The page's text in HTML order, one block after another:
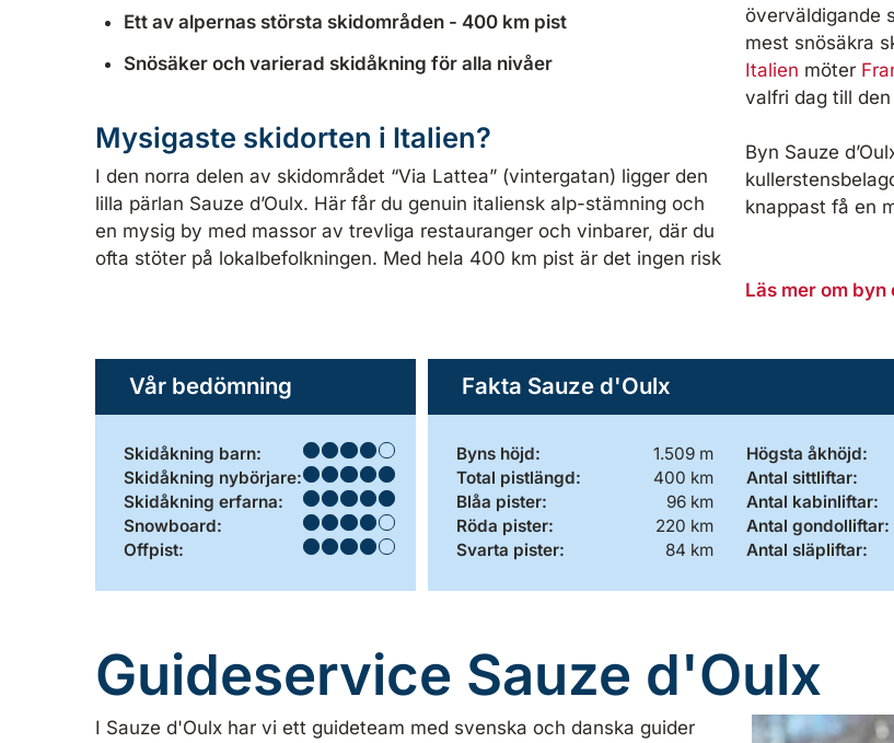
Ett av alpernas största skidområden - 400 km pist
Snösäker och varierad skidåkning för alla nivåer
Mysigaste skidorten i Italien?
I den norra delen av skidområdet “Via Lattea” (vintergatan) ligger den
lilla pärlan Sauze d’Oulx. Här får du genuin italiensk alp-stämning och
en mysig by med massor av trevliga restauranger och vinbarer, där du
ofta stöter på lokalbefolkningen. Med hela 400 km pist är det ingen risk
överväldigande
mest snösäkra
Italien möter
valfri dag till
Byn Sauze
knappast få en
Läs mer om
Vår bedömning
Skidåkning barn:
Skidåkning nybörjare:
Skidåkning erfarna:
Snowboard:
Offpist:
Fakta Sauze d'Oulx
Byns höjd:
1.509 m
Total pistlängd:
400 km
Blåa pister:
96 km
Röda pister:
220 km
Svarta pister:
84 km
Högsta åkhöjd:
Antal sittliftar:
Antal kabinliftar:
Antal gondolliftar:
Antal släpliftar:
Guideservice Sauze d'Oulx
I Sauze d'Oulx har vi ett guideteam med svenska och danska guider